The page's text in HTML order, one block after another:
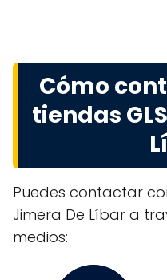
Cómo
tiendas
Puedes contactar
Jimera De Líbar a
medios: